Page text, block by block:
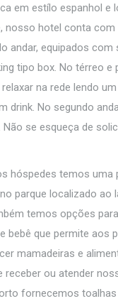
em estílo espanhol e
nosso hotel conta
andar, equipados
tipo box. No térreo e
na rede lendo
drink. No segundo
Não se esqueça de
hóspedes temos uma
parque localizado ao
temos opções
bebê que permite aos
mamadeiras e
receber ou atender
fornecemos toalhas